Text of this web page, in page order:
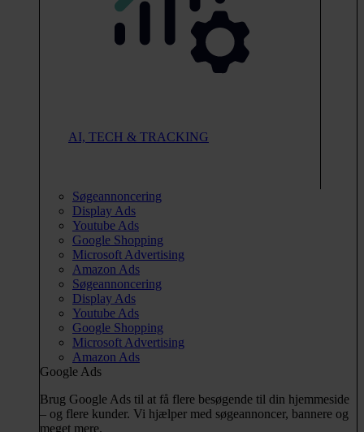
AI, TECH & TRACKING
Søgeannoncering
Display Ads
Youtube Ads
Google Shopping
Microsoft Advertising
Amazon Ads
Søgeannoncering
Display Ads
Youtube Ads
Google Shopping
Microsoft Advertising
Amazon Ads
Google Ads
Brug Google Ads til at få flere besøgende til din hjemmeside
– og flere kunder. Vi hjælper med søgeannoncer, bannere og
meget mere.